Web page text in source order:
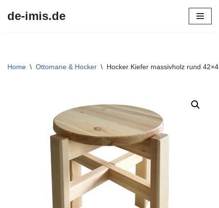
de-imis.de
Home \ Ottomane & Hocker \ Hocker Kiefer massivholz rund